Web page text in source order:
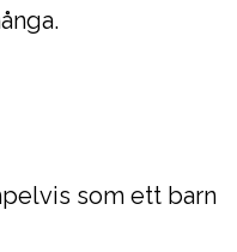
som ett barn